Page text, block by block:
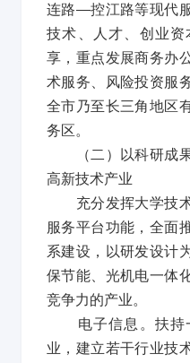
连路—控江路等现代
技术、人才、创业
享，重点发展商务办
术服务、风险投资服
全市乃至长三角地区
务区。
（二）以科研成果
高新技术产业
充分发挥大学技术
服务平台功能，全面
系建设，以研发设计
保节能、光机电一体
竞争力的产业。
电子信息。扶持
业，建立若干行业技